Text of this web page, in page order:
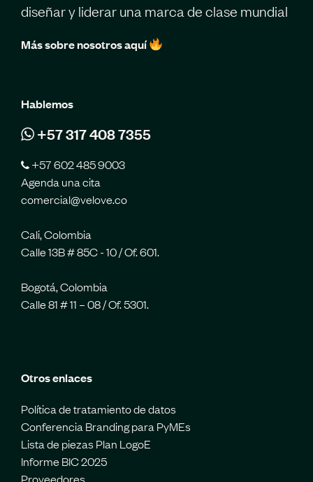
diseñar y liderar una marca de clase mundial
Más sobre nosotros aquí
Hablemos
+57 317 408 7355
+57 602 485 9003
Agenda una cita
comercial@velove.co
Cali, Colombia
Calle 13B # 85C - 10 / Of. 601.
Bogotá, Colombia
Calle 81 # 11 – 08 / Of. 5301.
Otros enlaces
Política de tratamiento de datos
Conferencia Branding para PyMEs
Lista de piezas Plan LogoE
Informe BIC 2025
Proveedores